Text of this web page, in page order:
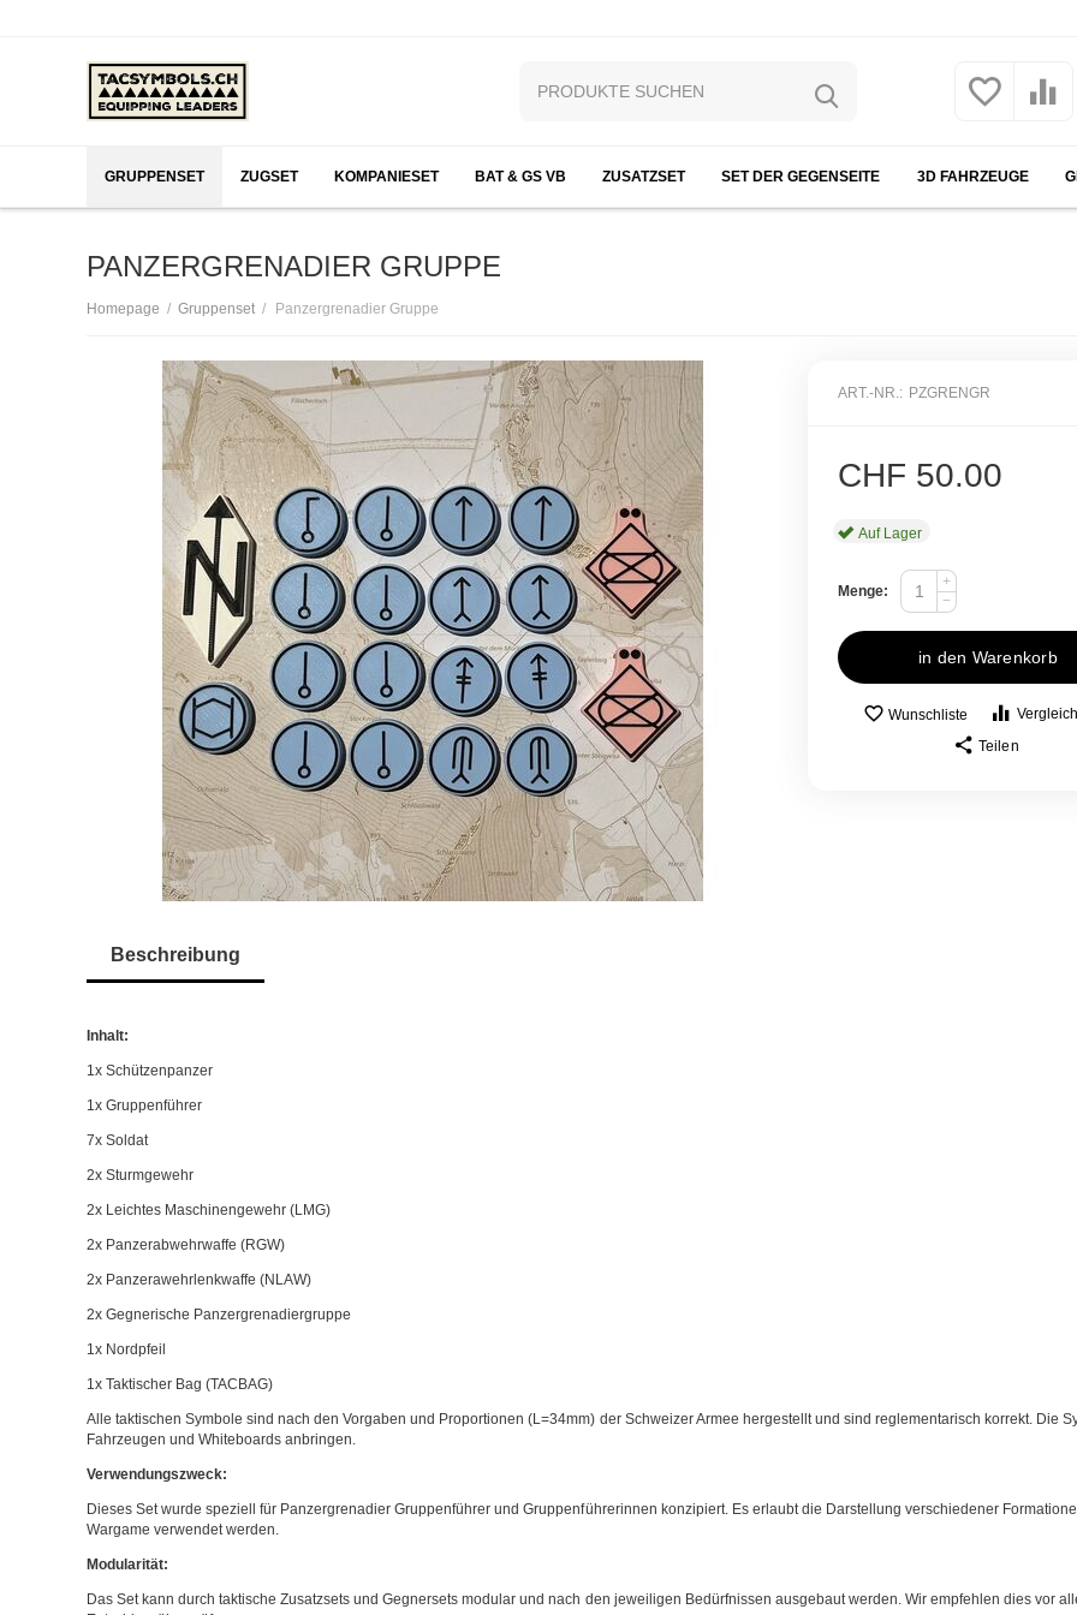
GRUPPENSET ZUGSET KOMPANIESET BAT & GS VB ZUSATZSET SET DER GEGENSEITE 3D FAHRZEUGE
PANZERGRENADIER GRUPPE
Homepage / Gruppenset / Panzergrenadier Gruppe
ART.-NR.: PZGRENGR
CHF 50.00
Auf Lager
Menge:
+
−
in den Warenkorb
Wunschliste
Teilen
Beschreibung
Inhalt:
1x Schützenpanzer
1x Gruppenführer
7x Soldat
2x Sturmgewehr
2x Leichtes Maschinengewehr (LMG)
2x Panzerabwehrwaffe (RGW)
2x Panzerawehrlenkwaffe (NLAW)
2x Gegnerische Panzergrenadiergruppe
1x Nordpfeil
1x Taktischer Bag (TACBAG)
Alle taktischen Symbole sind nach den Vorgaben und Proportionen (L=34mm) der Schweizer Armee hergestellt und sind reglementarisch korrekt. Die
Fahrzeugen und Whiteboards anbringen.
Verwendungszweck:
Dieses Set wurde speziell für Panzergrenadier Gruppenführer und Gruppenführerinnen konzipiert. Es erlaubt die Darstellung verschiedener
Wargame verwendet werden.
Modularität:
Das Set kann durch taktische Zusatzsets und Gegnersets modular und nach den jeweiligen Bedürfnissen ausgebaut werden. Wir empfehlen dies vor